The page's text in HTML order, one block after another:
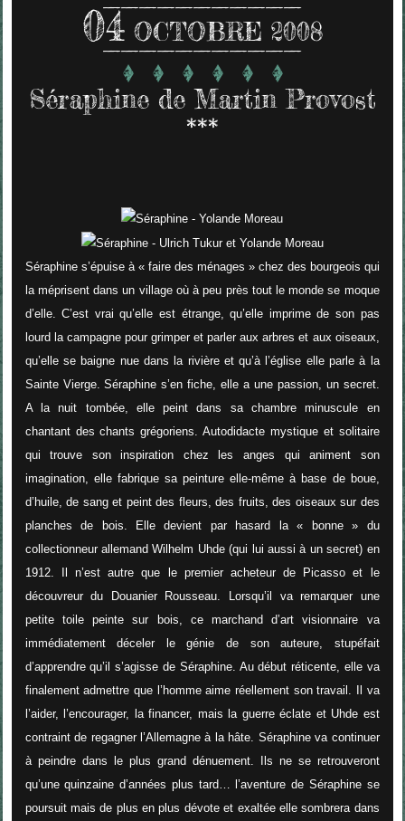
04 OCTOBRE 2008
Séraphine de Martin Provost
***
Séraphine s’épuise à « faire des ménages » chez des bourgeois qui
la méprisent dans un village où à peu près tout le monde se moque
d’elle. C’est vrai qu’elle est étrange, qu’elle imprime de son pas
lourd la campagne pour grimper et parler aux arbres et aux oiseaux,
qu’elle se baigne nue dans la rivière et qu’à l’église elle parle à la
Sainte Vierge. Séraphine s’en fiche, elle a une passion, un secret.
A la nuit tombée, elle peint dans sa chambre minuscule en
chantant des chants grégoriens. Autodidacte mystique et solitaire
qui trouve son inspiration chez les anges qui animent son
imagination, elle fabrique sa peinture elle-même à base de boue,
d’huile, de sang et peint des fleurs, des fruits, des oiseaux sur des
planches de bois. Elle devient par hasard la « bonne » du
collectionneur allemand Wilhelm Uhde (qui lui aussi à un secret) en
1912. Il n’est autre que le premier acheteur de Picasso et le
découvreur du Douanier Rousseau. Lorsqu’il va remarquer une
petite toile peinte sur bois, ce marchand d’art visionnaire va
immédiatement déceler le génie de son auteure, stupéfait
d’apprendre qu’il s’agisse de Séraphine. Au début réticente, elle va
finalement admettre que l’homme aime réellement son travail. Il va
l’aider, l’encourager, la financer, mais la guerre éclate et Uhde est
contraint de regagner l’Allemagne à la hâte. Séraphine va continuer
à peindre dans le plus grand dénuement. Ils ne se retrouveront
qu’une quinzaine d’années plus tard… l’aventure de Séraphine se
poursuit mais de plus en plus dévote et exaltée elle sombrera dans